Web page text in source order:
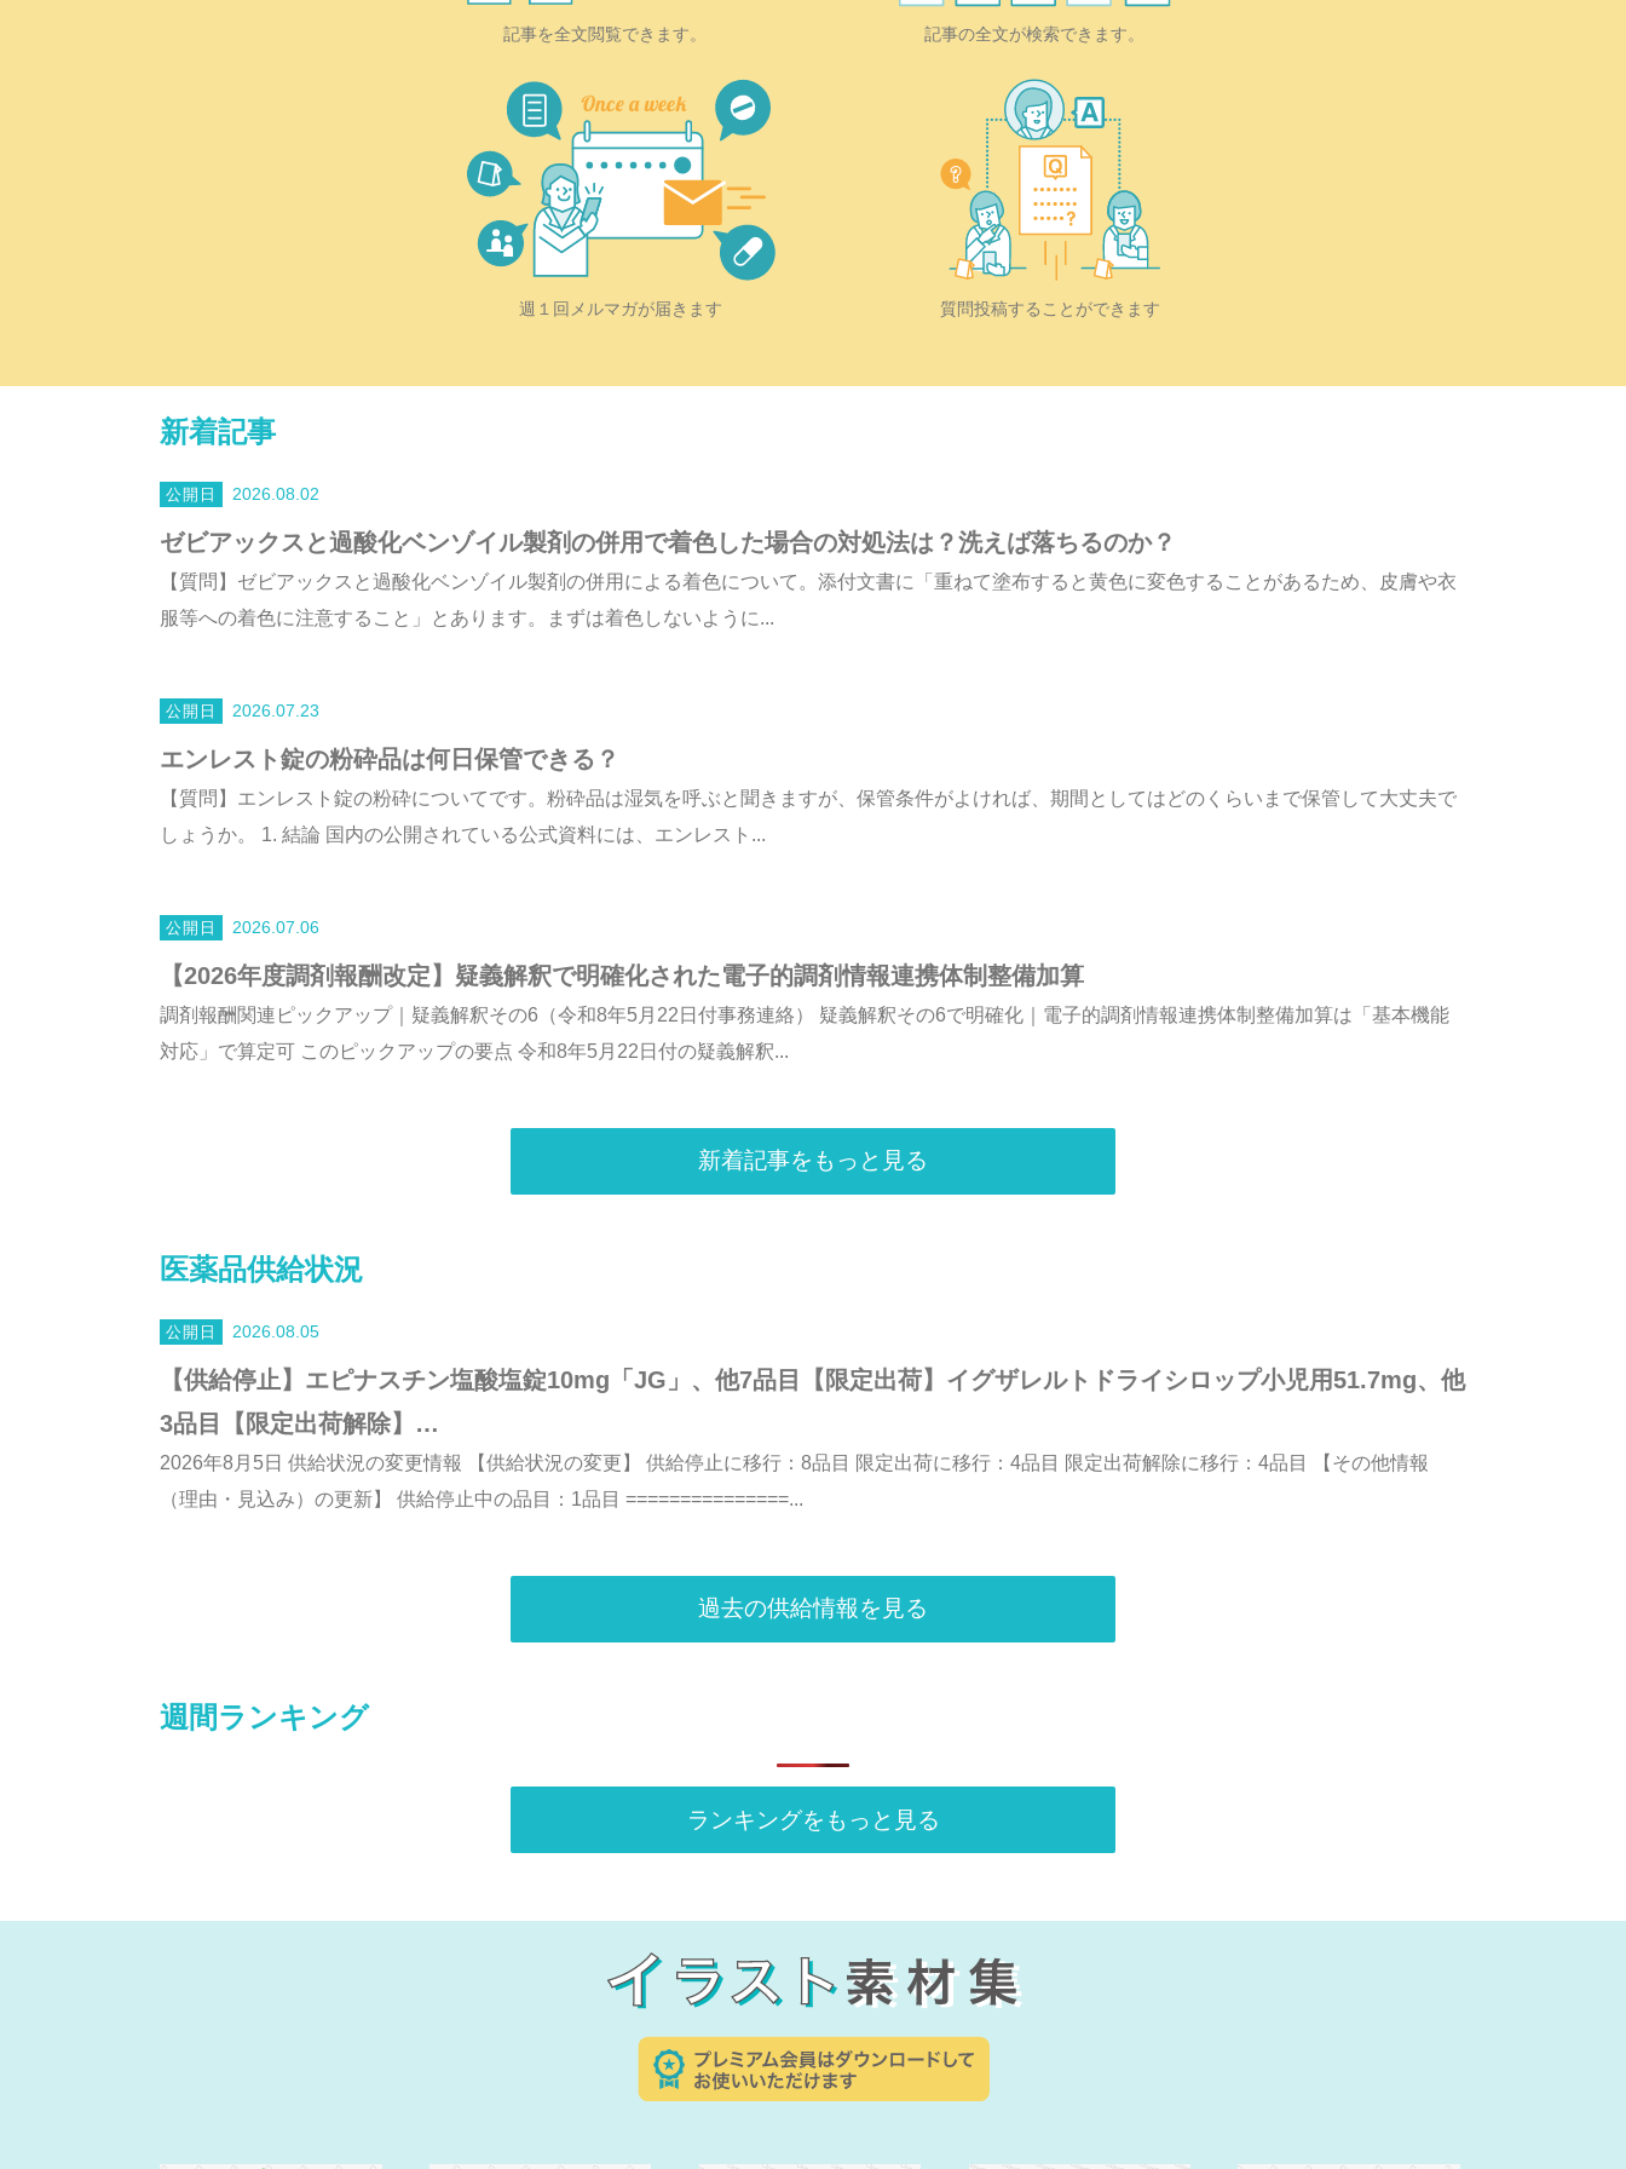
記事を全文閲覧できます。 記事の全文が検索できます。
週１回メルマガが届きます 質問投稿することができます
新着記事
2026.08.02
ゼビアックスと過酸化ベンゾイル製剤の併用で着色した場合の対処法は？洗えば落ちるのか？
【質問】ゼビアックスと過酸化ベンゾイル製剤の併用による着色について。添付文書に「重ねて塗布すると黄色に変色することがあるため、皮膚や衣
服等への着色に注意すること」とあります。まずは着色しないように...
2026.07.23
エンレスト錠の粉砕品は何日保管できる？
【質問】エンレスト錠の粉砕についてです。粉砕品は湿気を呼ぶと聞きますが、保管条件がよければ、期間としてはどのくらいまで保管して大丈夫で
しょうか。 1. 結論 国内の公開されている公式資料には、エンレスト...
2026.07.06
【2026年度調剤報酬改定】疑義解釈で明確化された電子的調剤情報連携体制整備加算
調剤報酬関連ピックアップ｜疑義解釈その6（令和8年5月22日付事務連絡） 疑義解釈その6で明確化｜電子的調剤情報連携体制整備加算は「基本機能
対応」で算定可 このピックアップの要点 令和8年5月22日付の疑義解釈...
新着記事をもっと見る
医薬品供給状況
2026.08.05
【供給停止】エピナスチン塩酸塩錠10mg「JG」、他7品目【限定出荷】イグザレルトドライシロップ小児用51.7mg、他
3品目【限定出荷解除】…
2026年8月5日 供給状況の変更情報 【供給状況の変更】 供給停止に移行：8品目 限定出荷に移行：4品目 限定出荷解除に移行：4品目 【その他情報
（理由・見込み）の更新】 供給停止中の品目：1品目 ===============...
過去の供給情報を見る
週間ランキング
ランキングをもっと見る